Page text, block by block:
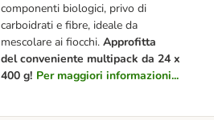
componenti biologici, privo di
carboidrati e fibre, ideale da
mescolare ai fiocchi. Approfitta
del conveniente multipack da 24 x
400 g! Per maggiori informazioni...